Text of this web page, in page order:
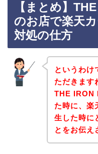
【まとめ】
のお店で楽天
対処の仕方
というわけ
ただきます
THE IRON
た時に、楽
生した時に
とをお伝え